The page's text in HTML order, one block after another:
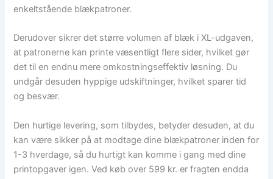
enkeltstående blækpatroner.
Derudover sikrer det større volumen af blæk i XL-udgaven,
at patronerne kan printe væsentligt flere sider, hvilket gør
det til en endnu mere omkostningseffektiv løsning. Du
undgår desuden hyppige udskiftninger, hvilket sparer tid
og besvær.
Den hurtige levering, som tilbydes, betyder desuden, at du
kan være sikker på at modtage dine blækpatroner inden for
1-3 hverdage, så du hurtigt kan komme i gang med dine
printopgaver igen. Ved køb over 599 kr. er fragten endda